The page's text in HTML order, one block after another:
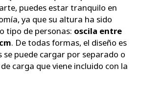
puedes estar tranquilo en
ya que su altura ha sido
tipo de personas: oscila entre
. De todas formas, el diseño es
se puede cargar por separado o
carga que viene incluido con la